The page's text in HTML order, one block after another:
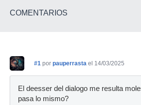
COMENTARIOS
#1 por pauperrasta el 14/03/2025
El deesser del dialogo me resulta
pasa lo mismo?